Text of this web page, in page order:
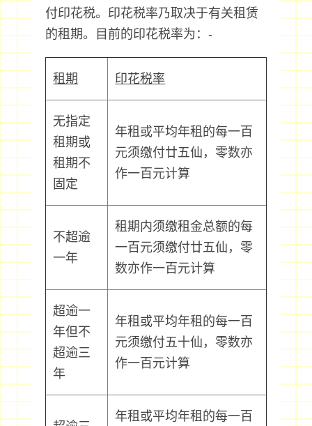
付印花税。印花税率乃取决于有关租赁
的租期。目前的印花税率为：-
租期 印花税率
无指定
租期或
租期不
固定
年租或平均年租的每一百
元须缴付廿五仙，零数亦
作一百元计算
不超逾
一年
租期内须缴租金总额的每
一百元须缴付廿五仙，零
数亦作一百元计算
超逾一
年但不
超逾三
年
年租或平均年租的每一百
元须缴付五十仙，零数亦
作一百元计算
年租或平均年租的每一百